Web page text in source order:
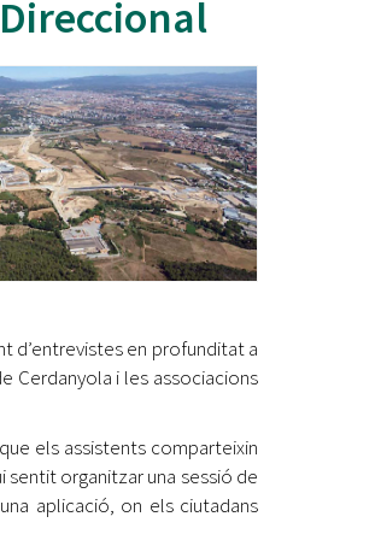
de Comptes
Informació Pública
de Serveis i Tràmits
d’entrevistes en profunditat a
Cerdanyola i les associacions
els assistents comparteixin
organitzar una sessió de
aplicació, on els ciutadans